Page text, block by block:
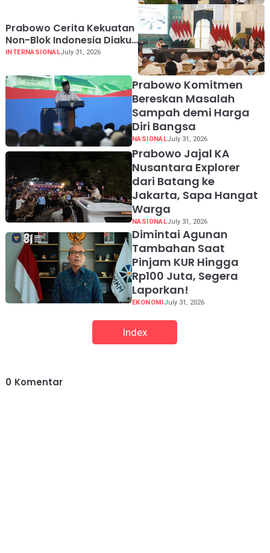
Prabowo Cerita Kekuatan
Non-Blok Indonesia Diakui
Dunia
INTERNASIONALJuly 31, 2026
Prabowo Komitmen
Bereskan Masalah
Sampah demi Harga
Diri Bangsa
NASIONALJuly 31, 2026
Prabowo Jajal KA
Nusantara Explorer
dari Batang ke
Jakarta, Sapa Hangat
Warga
NASIONALJuly 31, 2026
Dimintai Agunan
Tambahan Saat
Pinjam KUR Hingga
Rp100 Juta, Segera
Laporkan!
EKONOMI July 31, 2026
Index
0 Komentar